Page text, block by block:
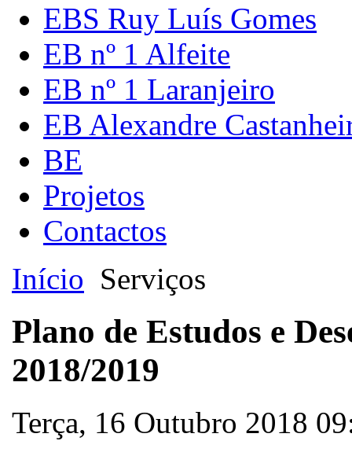
EBS Ruy Luís Gomes
EB nº 1 Alfeite
EB nº 1 Laranjeiro
EB Alexandre
BE
Projetos
Contactos
Início Serviços
Plano de Estudos e
2018/2019
Terça, 16 Outubro 2018